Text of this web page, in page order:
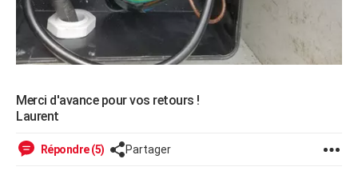
Merci d'avance pour vos retours !
Laurent
Répondre (5) Partager